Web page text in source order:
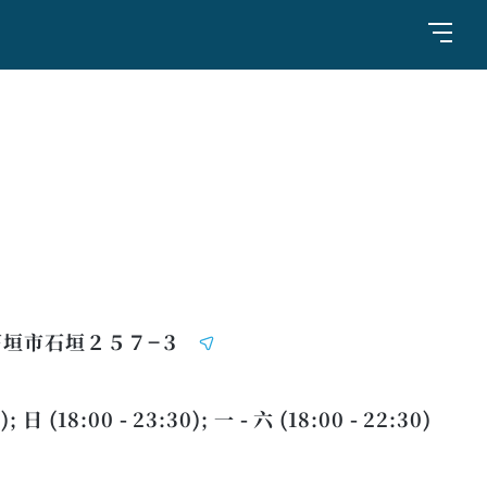
市石垣２５７−３
日 (18:00 - 23:30); 一 - 六 (18:00 - 22:30)